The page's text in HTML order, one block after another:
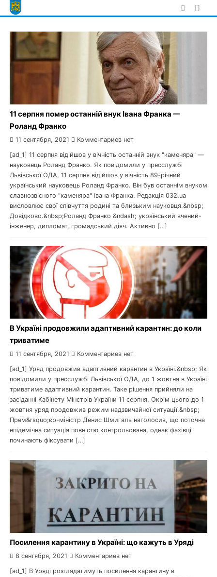
Skip
to
11 серпня помер останній внук Івана Франка —
Роланд Франко
11 сентября, 2021 Комментариев нет
[ad_1] 11 серпня відійшов у вічність останній внук "каменяра" —
науковець Роланд Франко. Як повідомили у пресслужбі
Львівської ОДА, 11 серпня відійшов у вічність 89-річний
український науковець Роланд Франко. Він був останнім внуком
славнозвісного "каменяра" Івана Франка. Редакція 032.ua
висловлює свої співчуття родині та близьким науковця.&nbsp;
Довідково.&nbsp;Роланд Франко &ndash; український вчений-
інженер, дипломат, громадський діяч. Активно […]
В Україні продовжили адаптивний карантин: до коли
триватиме
11 сентября, 2021 Комментариев нет
[ad_1] Уряд продовжив адаптивний карантин в Україні.&nbsp; Як
повідомили у пресслужбі Львівської ОДА, до 1 жовтня в Україні
триватиме адаптивний карантин. Таке рішення прийняли на
засіданні Кабінету Мінстрів України 11 серпня. Окрім цього до 1
жовтня уряд продовжив режим надзвичайної ситуації.&nbsp;
Прем&rsquo;єр-міністр Денис Шмигаль наголосив, що поточна
епідемічна ситуація повністю контрольована, однак фахівці
починають фіксувати […]
Посилення карантину в Україні: що кажуть в Уряді
8 сентября, 2021 Комментариев нет
[ad_1] В Уряді розглядатимуть посилення карантину в